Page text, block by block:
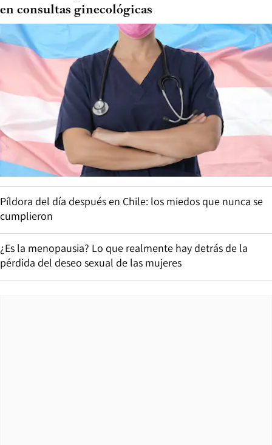
en consultas ginecológicas
Píldora del día después en Chile: los miedos que nunca se
cumplieron
¿Es la menopausia? Lo que realmente hay detrás de la
pérdida del deseo sexual de las mujeres